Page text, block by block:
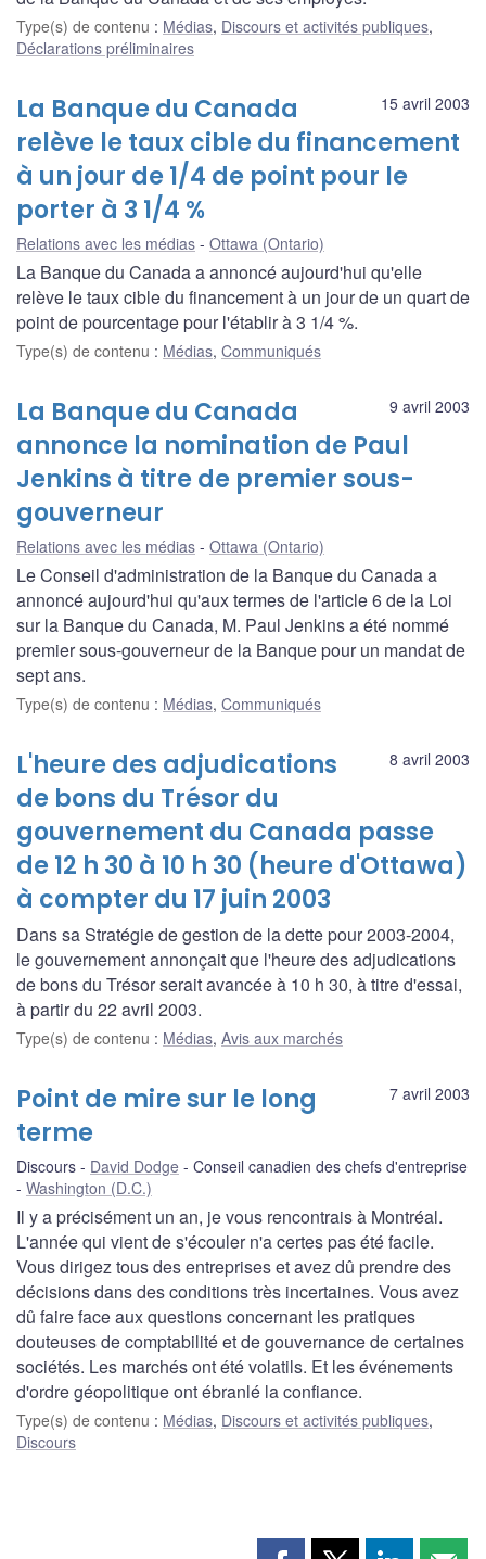
Type(s) de contenu : Médias, Discours et activités publiques,
Déclarations préliminaires
15 avril 2003
La Banque du Canada
relève le taux cible du financement
à un jour de 1/4 de point pour le
porter à 3 1/4 %
Relations avec les médias Ottawa (Ontario)
La Banque du Canada a annoncé aujourd'hui qu'elle
relève le taux cible du financement à un jour de un quart de
point de pourcentage pour l'établir à 3 1/4 %.
Type(s) de contenu : Médias, Communiqués
9 avril 2003
La Banque du Canada
annonce la nomination de Paul
Jenkins à titre de premier sous-
gouverneur
Relations avec les médias Ottawa (Ontario)
Le Conseil d'administration de la Banque du Canada a
annoncé aujourd'hui qu'aux termes de l'article 6 de la Loi
sur la Banque du Canada, M. Paul Jenkins a été nommé
premier sous-gouverneur de la Banque pour un mandat de
sept ans.
Type(s) de contenu : Médias, Communiqués
8 avril 2003
L'heure des adjudications
de bons du Trésor du
gouvernement du Canada passe
de 12 h 30 à 10 h 30 (heure d'Ottawa)
à compter du 17 juin 2003
Dans sa Stratégie de gestion de la dette pour 2003-2004,
le gouvernement annonçait que l'heure des adjudications
de bons du Trésor serait avancée à 10 h 30, à titre d'essai,
à partir du 22 avril 2003.
Type(s) de contenu : Médias, Avis aux marchés
7 avril 2003
Point de mire sur le long
terme
Discours David Dodge
Conseil canadien des chefs d'entreprise
Washington (D.C.)
Il y a précisément un an, je vous rencontrais à Montréal.
L'année qui vient de s'écouler n'a certes pas été facile.
Vous dirigez tous des entreprises et avez dû prendre des
décisions dans des conditions très incertaines. Vous avez
dû faire face aux questions concernant les pratiques
douteuses de comptabilité et de gouvernance de certaines
sociétés. Les marchés ont été volatils. Et les événements
d'ordre géopolitique ont ébranlé la confiance.
Type(s) de contenu : Médias, Discours et activités publiques,
Discours